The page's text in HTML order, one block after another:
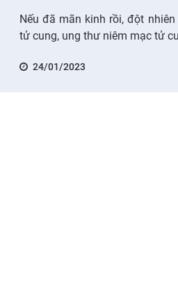
Nếu đã mãn kinh rồi, đột
tử cung, ung thư niêm mạc tử
24/01/2023